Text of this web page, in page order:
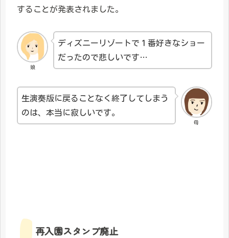
することが発表されました。
娘
ディズニーリゾートで１番好きなショー
だったので悲しいです…
母
生演奏版に戻ることなく終了してしまう
のは、本当に寂しいです。
再入園スタンプ廃止